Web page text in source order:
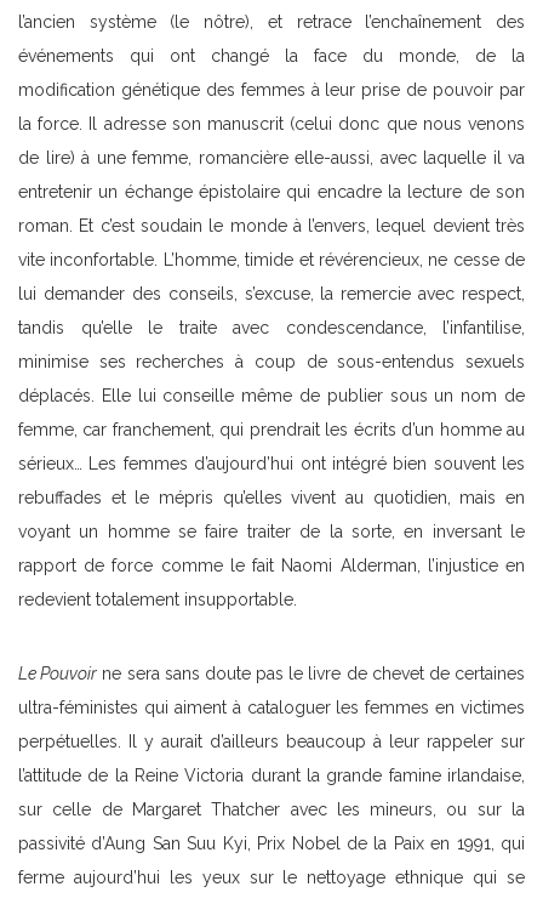
l’ancien système (le nôtre), et retrace l’enchaînement des
événements qui ont changé la face du monde, de la
modification génétique des femmes à leur prise de pouvoir par
la force. Il adresse son manuscrit (celui donc que nous venons
de lire) à une femme, romancière elle-aussi, avec laquelle il va
entretenir un échange épistolaire qui encadre la lecture de son
roman. Et c’est soudain le monde à l’envers, lequel devient très
vite inconfortable. L’homme, timide et révérencieux, ne cesse de
lui demander des conseils, s’excuse, la remercie avec respect,
tandis qu’elle le traite avec condescendance, l’infantilise,
minimise ses recherches à coup de sous-entendus sexuels
déplacés. Elle lui conseille même de publier sous un nom de
femme, car franchement, qui prendrait les écrits d’un homme au
sérieux… Les femmes d’aujourd’hui ont intégré bien souvent les
rebuffades et le mépris qu’elles vivent au quotidien, mais en
voyant un homme se faire traiter de la sorte, en inversant le
rapport de force comme le fait Naomi Alderman, l’injustice en
redevient totalement insupportable.
Le Pouvoir ne sera sans doute pas le livre de chevet de certaines
ultra-féministes qui aiment à cataloguer les femmes en victimes
perpétuelles. Il y aurait d’ailleurs beaucoup à leur rappeler sur
l’attitude de la Reine Victoria durant la grande famine irlandaise,
sur celle de Margaret Thatcher avec les mineurs, ou sur la
passivité d’Aung San Suu Kyi, Prix Nobel de la Paix en 1991, qui
ferme aujourd’hui les yeux sur le nettoyage ethnique qui se